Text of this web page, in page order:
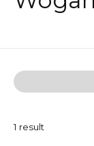
1 result